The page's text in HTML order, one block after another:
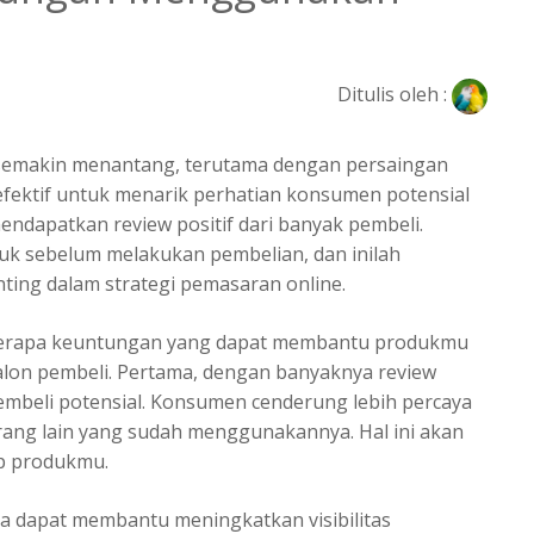
Ditulis oleh :
menantang, terutama dengan persaingan
untuk menarik perhatian konsumen potensial
review positif dari banyak pembeli.
sebelum melakukan pembelian, dan inilah
dalam strategi pemasaran online.
keuntungan yang dapat membantu produkmu
pembeli. Pertama, dengan banyaknya review
potensial. Konsumen cenderung lebih percaya
lain yang sudah menggunakannya. Hal ini akan
produkmu.
dapat membantu meningkatkan visibilitas